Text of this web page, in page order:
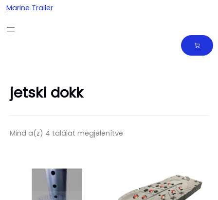
Skip
to
content
Marine Trailer
jetski dokk
Mind a(z) 4 találat megjelenítve